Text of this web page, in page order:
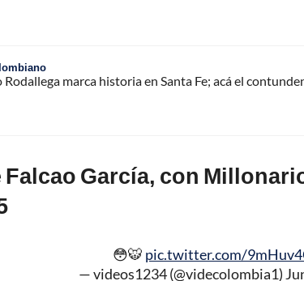
Rodallega marca historia en Santa Fe; acá el
García, con
😳🐯 pic.twitter.com/
— videos1234 (@videcolombia1)